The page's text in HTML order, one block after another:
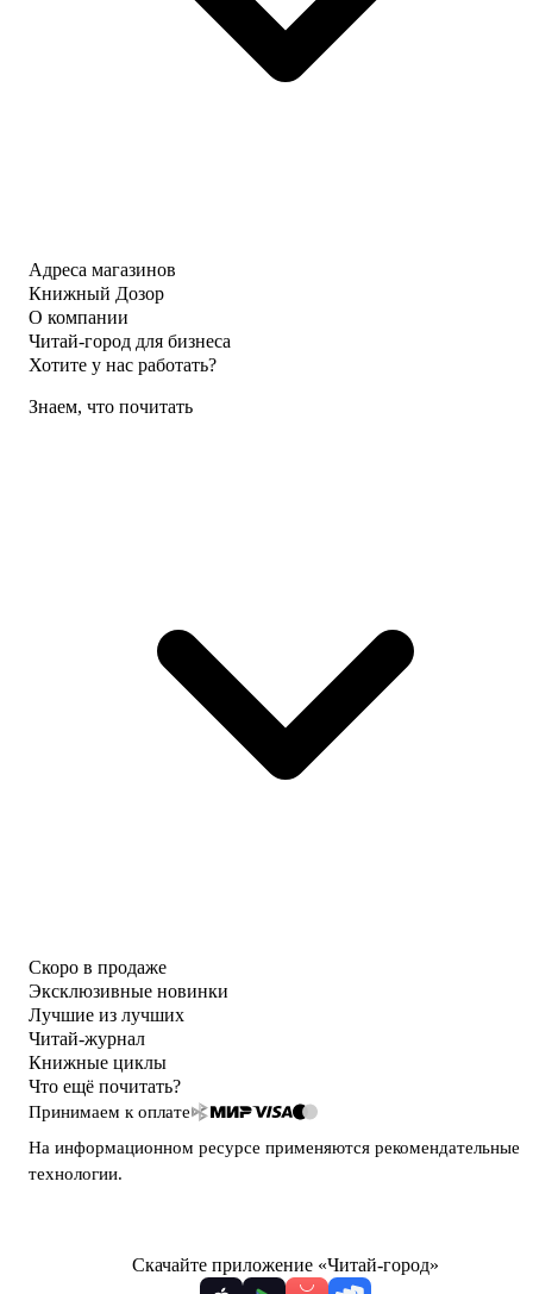
Адреса магазинов
Книжный Дозор
О компании
Читай-город для бизнеса
Хотите у нас работать?
Знаем, что почитать
Скоро в продаже
Эксклюзивные новинки
Лучшие из лучших
Читай-журнал
Книжные циклы
Что ещё почитать?
Принимаем к оплате
На информационном ресурсе применяются рекомендательные
технологии.
Скачайте приложение «Читай-город»